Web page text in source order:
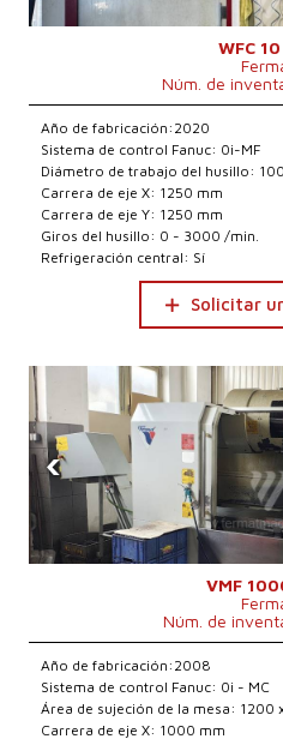
WFC 10
Núm. de
Año de fabricación:2020
Sistema de control Fanuc: 0i-MF
Diámetro de trabajo del husillo:
Carrera de eje X: 1250 mm
Carrera de eje Y: 1250 mm
Giros del husillo: 0 - 3000 /min.
Refrigeración central: Sí
Solicitar
‹
VMF
Núm. de
Año de fabricación:2008
Sistema de control Fanuc: 0i - MC
Área de sujeción de la mesa: 1200
Carrera de eje X: 1000 mm